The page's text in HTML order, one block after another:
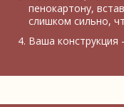
пенокартону,
слишком сильно,
Ваша конструкция